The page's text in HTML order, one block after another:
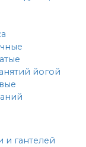
йогой
и гантелей